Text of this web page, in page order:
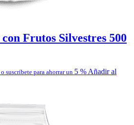
Frutos Silvestres 500
o suscríbete para ahorrar un 5 % Añadir al